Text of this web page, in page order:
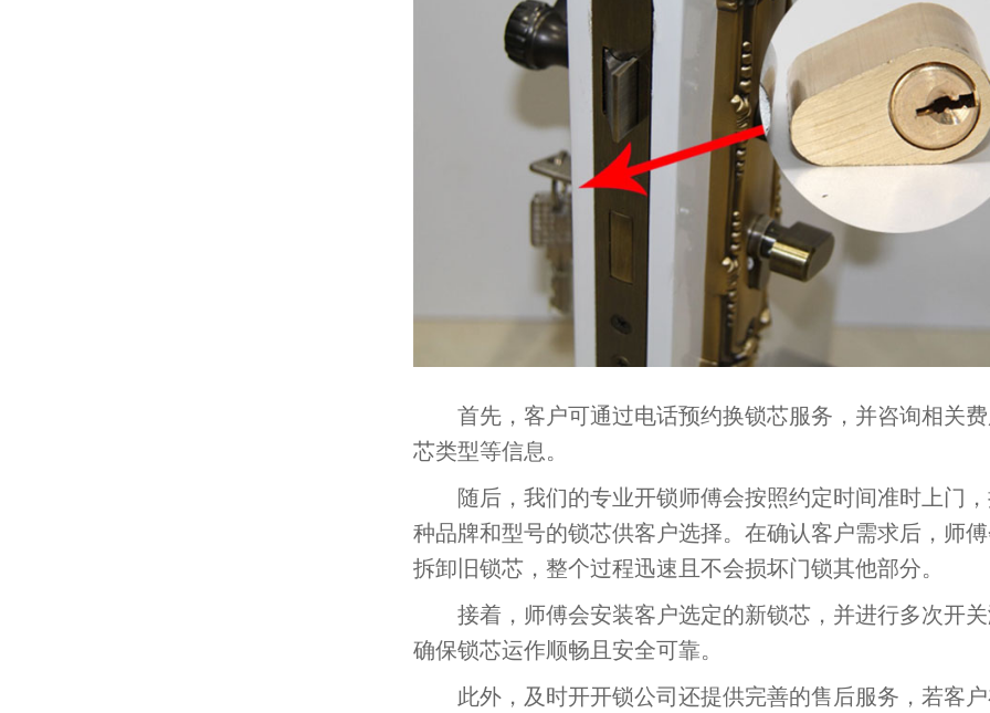
首先，客户可通过电话预约换锁芯服务，并咨询相关费
芯类型等信息。
随后，我们的专业开锁师傅会按照约定时间准时上门，
种品牌和型号的锁芯供客户选择。在确认客户需求后，师
拆卸旧锁芯，整个过程迅速且不会损坏门锁其他部分。
接着，师傅会安装客户选定的新锁芯，并进行多次开关
确保锁芯运作顺畅且安全可靠。
此外，及时开开锁公司还提供完善的售后服务，若客户